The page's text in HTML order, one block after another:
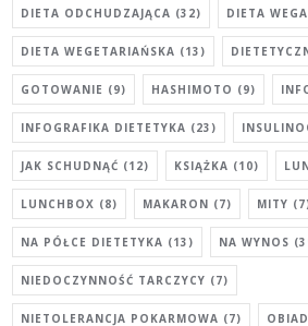
DIETA ODCHUDZAJĄCA (32) DIETA
DIETA WEGETARIAŃSKA (13)
GOTOWANIE (9) HASHIMOTO (9)
INFOGRAFIKA DIETETYKA (23)
JAK SCHUDNĄĆ (12) KSIĄŻKA (10)
LUNCHBOX (8) MAKARON (7) MITY
NA PÓŁCE DIETETYKA (13) NA WYNOS
NIEDOCZYNNOŚĆ TARCZYCY (7)
NIETOLERANCJA POKARMOWA (7) OBIAD